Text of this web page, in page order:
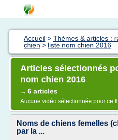
Accueil > Thèmes & articles :
chien > liste nom chien 2016
Articles sélectionnés
nom chien 2016
→ 6 articles
Aucune vidéo sélectionnée pour ce
Noms de chiens femelles
par la ...